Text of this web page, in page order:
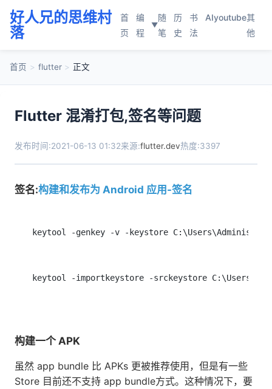
好人兄的思维村
落
首
页
编
程
▼
随
笔
历
史
书
法
AIyoutube其
他
首页 > flutter > 正文
Flutter 混淆打包,签名等问题
发布时间:2021-06-13 01:32来源:flutter.dev热度:3397
签名:构建和发布为 Android 应用-签名
keytool -genkey -v -keystore
keytool -importkeystore -srckeystore
构建一个 APK
虽然 app bundle 比 APKs 更被推荐使用，但是有一些
Store 目前还不支持 app bundle方式。这种情况下，要